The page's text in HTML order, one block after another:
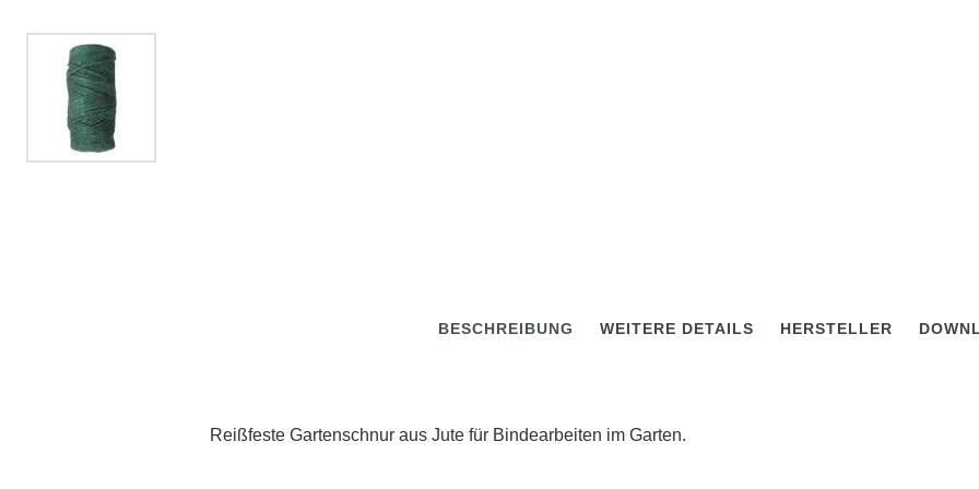
BESCHREIBUNG WEITERE DETAILS HERSTELLER
Reißfeste Gartenschnur aus Jute für Bindearbeiten im Garten.